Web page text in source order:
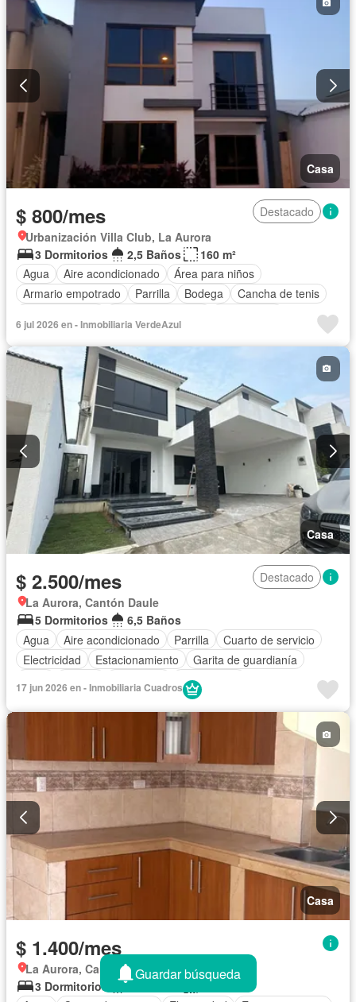
Casa
$ 800/mes
Destacado
Urbanización Villa Club, La Aurora
3 Dormitorios
2,5 Baños
160 m²
Agua
Aire acondicionado
Área para niños
Armario empotrado
Parrilla Bodega
Cancha de tenis
Estacionamiento
Garita de guardianía
Seguridad
Sin amoblar
6 jul 2026 en - Inmobiliaria VerdeAzul
Casa
$ 2.500/mes
Destacado
La Aurora, Cantón Daule
5 Dormitorios
6,5 Baños
Agua
Aire acondicionado Parrilla
Cuarto de servicio
Electricidad
Estacionamiento
Garita de guardianía
Sin amoblar
17 jun 2026 en - Inmobiliaria Cuadros
Casa
$ 1.400/mes
La Aurora, Cantón Daule
3 Dormitorios
3,5 Baños
130 m²
Guardar búsqueda